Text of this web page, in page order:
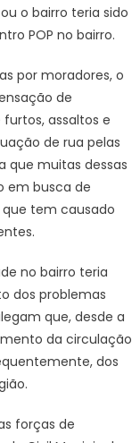
o bairro teria sido
POP no bairro.
por moradores, o
de
assaltos e
de rua pelas
que muitas dessas
em busca de
tem causado
no bairro teria
dos problemas
que, desde a
da circulação
dos
forças de